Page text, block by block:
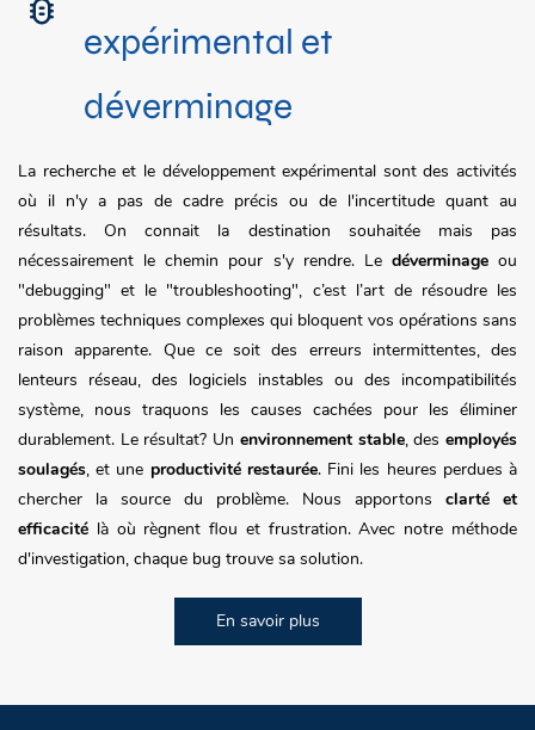
expérimental et
déverminage
La recherche et le développement expérimental sont des activités
où il n'y a pas de cadre précis ou de l'incertitude quant au
résultats. On connait la destination souhaitée mais pas
nécessairement le chemin pour s'y rendre. Le déverminage ou
"debugging" et le "troubleshooting", c’est l’art de résoudre les
problèmes techniques complexes qui bloquent vos opérations sans
raison apparente. Que ce soit des erreurs intermittentes, des
lenteurs réseau, des logiciels instables ou des incompatibilités
système, nous traquons les causes cachées pour les éliminer
durablement. Le résultat? Un environnement stable, desemployés
soulagés, et une productivité restaurée. Fini les heures perdues à
chercher la source du problème. Nous apportons clarté et
efficacité là où règnent flou et frustration. Avec notre méthode
d'investigation, chaque bug trouve sa solution.
En savoir plus